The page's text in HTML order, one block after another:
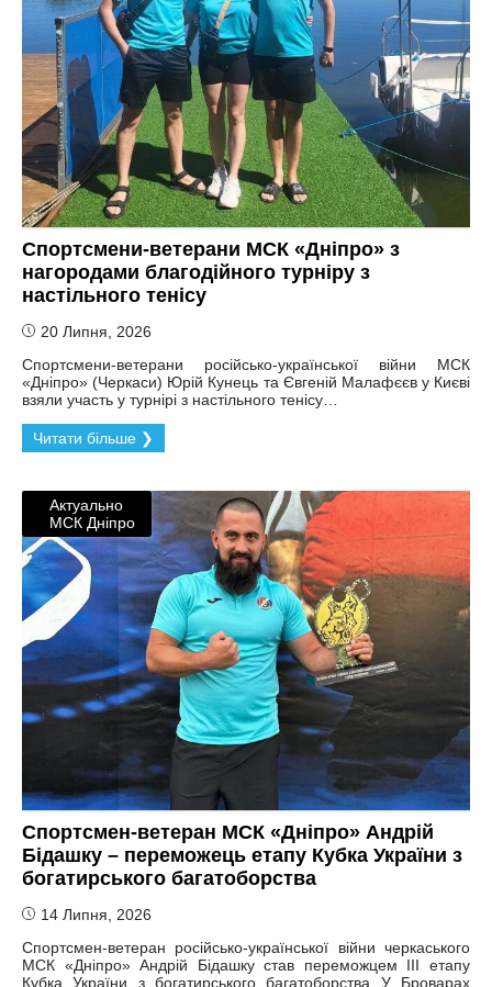
Спортсмени-ветерани МСК «Дніпро» з
нагородами благодійного турніру з
настільного тенісу
20 Липня, 2026
Спортсмени-ветерани російсько-української війни МСК
«Дніпро» (Черкаси) Юрій Кунець та Євгеній Малафєєв у Києві
взяли участь у турнірі з настільного тенісу…
Читати більше ❯
Актуально
МСК Дніпро
Спортсмен-ветеран МСК «Дніпро» Андрій
Бідашку – переможець етапу Кубка України з
богатирського багатоборства
14 Липня, 2026
Спортсмен-ветеран російсько-української війни черкаського
МСК «Дніпро» Андрій Бідашку став переможцем ІІІ етапу
Кубка України з богатирського багатоборства У Броварах